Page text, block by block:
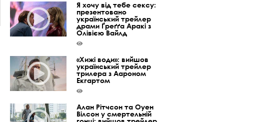
Я хочу від тебе сексу:
презентовано
український трейлер
драми Ґреґґа Аракі з
Олівією Вайлд
«Хижі води»: вийшов
український трейлер
трилера з Аароном
Екгартом
Алан Рітчсон та Оуен
Вілсон у смертельній